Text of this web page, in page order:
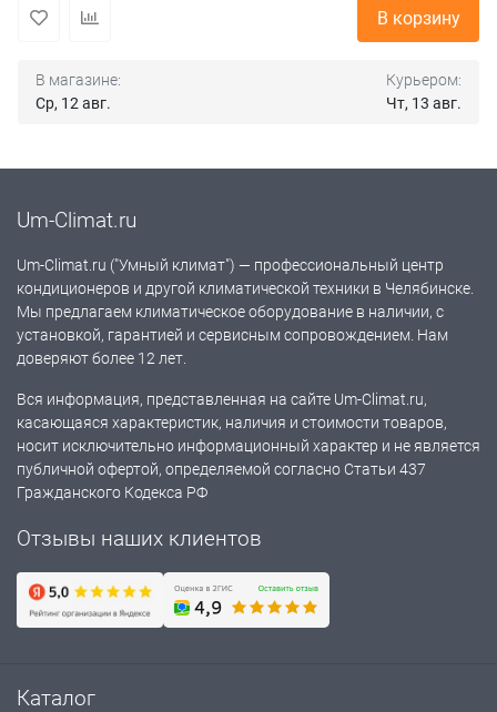
В корзину
В магазине:
Ср, 12 авг.
Курьером:
Чт, 13 авг.
Um-Climat.ru
Um-Climat.ru ("Умный климат") — профессиональный центр
кондиционеров и другой климатической техники в Челябинске.
Мы предлагаем климатическое оборудование в наличии, с
установкой, гарантией и сервисным сопровождением. Нам
доверяют более 12 лет.
Вся информация, представленная на сайте Um-Climat.ru,
касающаяся характеристик, наличия и стоимости товаров,
носит исключительно информационный характер и не является
публичной офертой, определяемой согласно Статьи 437
Гражданского Кодекса РФ
Отзывы наших клиентов
Каталог